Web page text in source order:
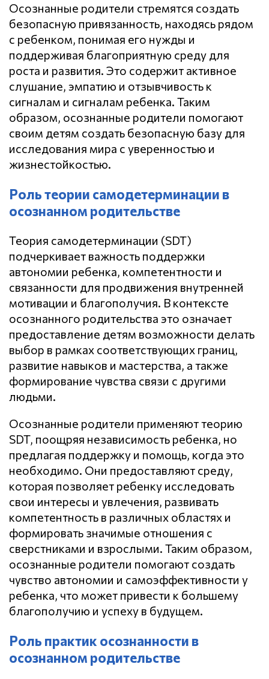
Осознанные родители стремятся создать
безопасную привязанность, находясь рядом
с ребенком, понимая его нужды и
поддерживая благоприятную среду для
роста и развития. Это содержит активное
слушание, эмпатию и отзывчивость к
сигналам и сигналам ребенка. Таким
образом, осознанные родители помогают
своим детям создать безопасную базу для
исследования мира с уверенностью и
жизнестойкостью.
Роль теории самодетерминации в
осознанном родительстве
Теория самодетерминации (SDT)
подчеркивает важность поддержки
автономии ребенка, компетентности и
связанности для продвижения внутренней
мотивации и благополучия. В контексте
осознанного родительства это означает
предоставление детям возможности делать
выбор в рамках соответствующих границ,
развитие навыков и мастерства, а также
формирование чувства связи с другими
людьми.
Осознанные родители применяют теорию
SDT, поощряя независимость ребенка, но
предлагая поддержку и помощь, когда это
необходимо. Они предоставляют среду,
которая позволяет ребенку исследовать
свои интересы и увлечения, развивать
компетентность в различных областях и
формировать значимые отношения с
сверстниками и взрослыми. Таким образом,
осознанные родители помогают создать
чувство автономии и самоэффективности у
ребенка, что может привести к большему
благополучию и успеху в будущем.
Роль практик осознанности в
осознанном родительстве